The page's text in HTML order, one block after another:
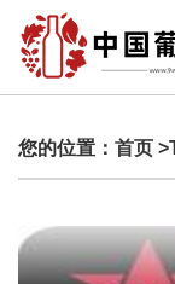
您的位置： 首页